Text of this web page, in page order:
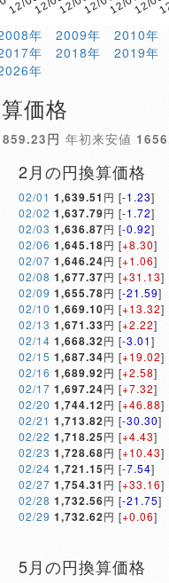
年 2009年 2010年
年 2018年 2019年
年
価格
円 年初来安値
2月の円換算価格
02/01 1,639.51 円 [-1.23]
02/02 1,637.79円 [-1.72]
02/03 1,636.87円 [-0.92]
02/06 1,645.18円 [+8.30]
02/07 1,646.24円 [+1.06]
02/08 1,677.37円 [+31.13]
02/09 1,655.78円 [-21.59]
02/10 1,669.10円 [+13.32]
02/13 1,671.33円 [+2.22]
02/14 1,668.32円 [-3.01]
02/15 1,687.34円 [+19.02]
02/16 1,689.92円 [+2.58]
02/17 1,697.24円 [+7.32]
02/20 1,744.12円 [+46.88]
02/21 1,713.82円 [-30.30]
02/22 1,718.25円 [+4.43]
02/23 1,728.68円 [+10.43]
02/24 1,721.15円 [-7.54]
02/27 1,754.31 円 [+33.16]
02/28 1,732.56円 [-21.75]
02/29 1,732.62円 [+0.06]
5月の円換算価格